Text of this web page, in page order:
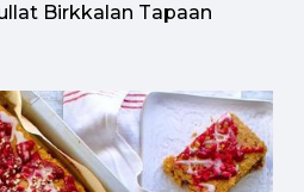
Birkkalan Tapaan